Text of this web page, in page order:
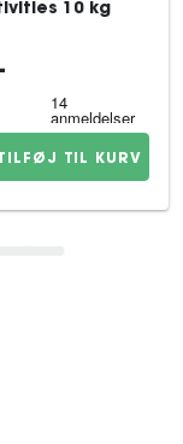
10 kg
TIL KURV